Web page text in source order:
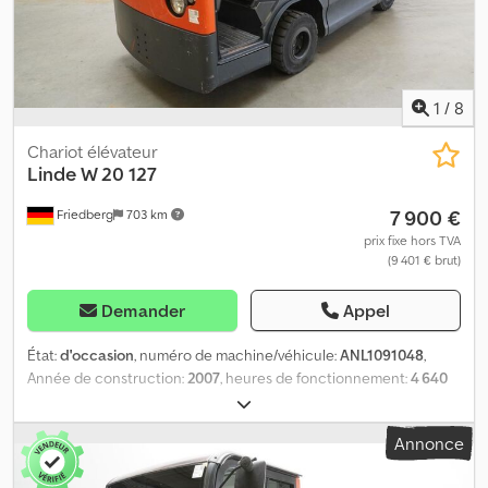
1 / 8
Friedberg 703 km
Chariot élévateur
LindeW 20 127
7 900 €
prix fixe hors TVA
(9 401 € brut)
Demander Appel
État:d'occasion, numéro de machine/véhicule:ANL1091048,
Année de construction:2007, heures de fonctionnement:4 640
, capacité de la batterie:
tension de la batterie:80 V, taille du pneu avant:21x8-9, taille de
pneu arrière:
, hauteur totale:1 820
mm, longueur totale:3 530 mm, largeur totale:
Annonce